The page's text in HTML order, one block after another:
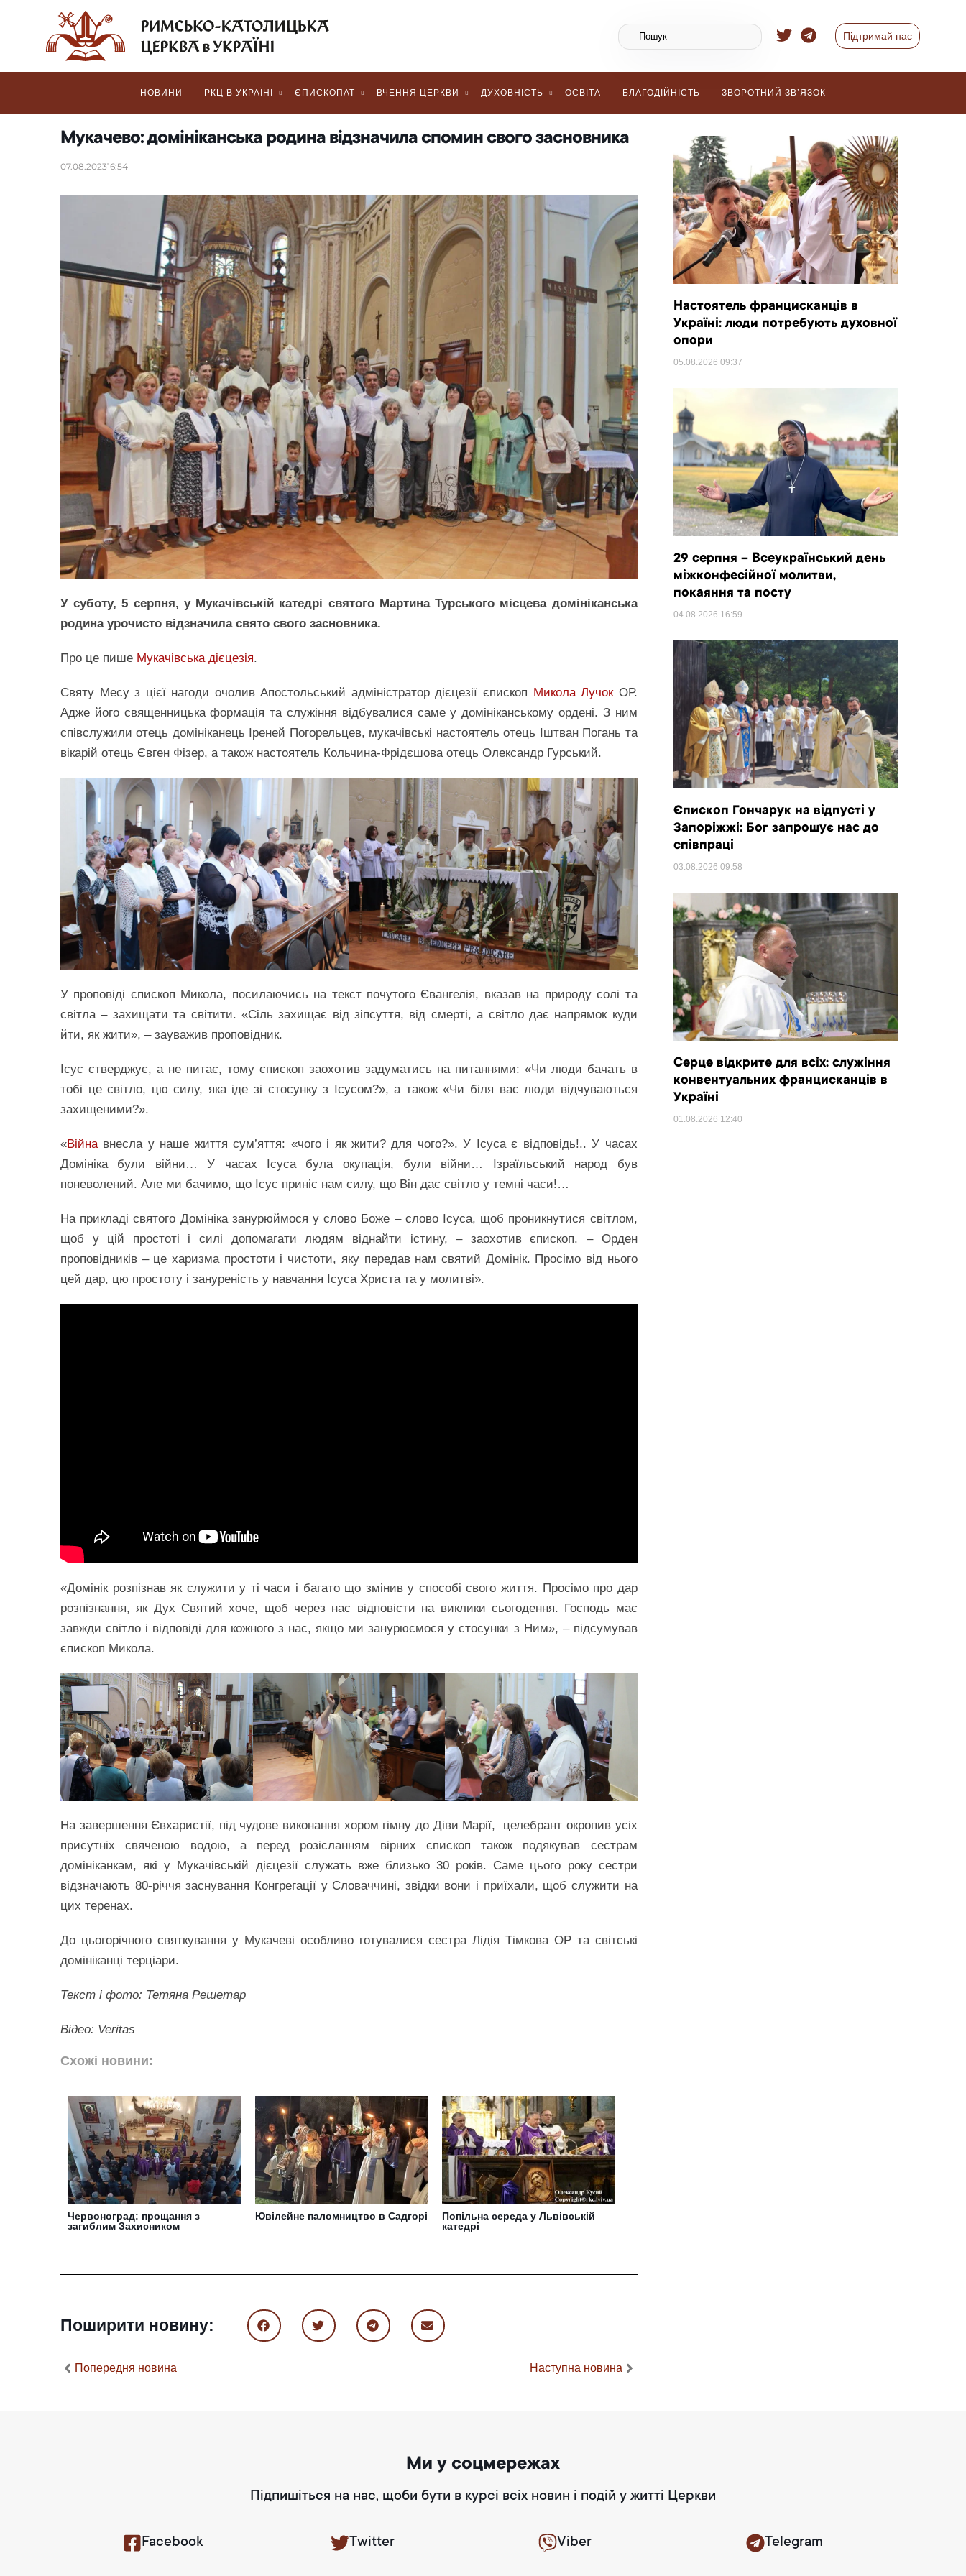
Підтримай нас
НОВИНИ РКЦ В УКРАЇНІ ЄПИСКОПАТ ВЧЕННЯ ЦЕРКВИ ДУХОВНІСТЬ ОСВІТА БЛАГОДІЙНІСТЬ ЗВОРОТНИЙ ЗВ’ЯЗОК
Мукачево: домініканська родина відзначила спомин свого засновника
07.08.202316:54
У суботу, 5 серпня, у Мукачівській катедрі святого Мартина Турського місцева домініканська
родина урочисто відзначила свято свого засновника.
Про це пише Мукачівська дієцезія.
Святу Месу з цієї нагоди очолив Апостольський адміністратор дієцезії єпископ Микола ЛучокОР.
Адже його священницька формація та служіння відбувалися саме у домініканському ордені. З ним
співслужили отець домініканець Іреней Погорельцев, мукачівські настоятель отець Іштван Погань та
вікарій отець Євген Фізер, а також настоятель Кольчина-Фрідєшова отець Олександр Гурський.
У проповіді єпископ Микола, посилаючись на текст почутого Євангелія, вказав на природу солі та
світла – захищати та світити. «Сіль захищає від зіпсуття, від смерті, а світло дає напрямок куди
йти, як жити», – зауважив проповідник.
Ісус стверджує, а не питає, тому єпископ заохотив задуматись на питаннями: «Чи люди бачать в
тобі це світло, цю силу, яка іде зі стосунку з Ісусом?», а також «Чи біля вас люди відчуваються
захищеними?».
«Війнавнесла у наше життя сум’яття: «чого і як жити? для чого?». У Ісуса є відповідь!.. У часах
Домініка були війни… У часах Ісуса була окупація, були війни… Ізраїльський народ був
поневолений. Але ми бачимо, що Ісус приніс нам силу, що Він дає світло у темні часи!…
На прикладі святого Домініка занурюймося у слово Боже – слово Ісуса, щоб проникнутися світлом,
щоб у цій простоті і силі допомагати людям віднайти істину, – заохотив єпископ. – Орден
проповідників – це харизма простоти і чистоти, яку передав нам святий Домінік. Просімо від нього
цей дар, цю простоту і зануреність у навчання Ісуса Христа та у молитві».
«Домінік розпізнав як служити у ті часи і багато що змінив у способі свого життя. Просімо про дар
розпізнання, як Дух Святий хоче, щоб через нас відповісти на виклики сьогодення. Господь має
завжди світло і відповіді для кожного з нас, якщо ми занурюємося у стосунки з Ним», – підсумував
єпископ Микола.
На завершення Євхаристії, під чудове виконання хором гімну до Діви Марії, целебрант окропив усіх
присутніх свяченою водою, а перед розісланням вірних єпископ також подякував сестрам
домініканкам, які у Мукачівській дієцезії служать вже близько 30 років. Саме цього року сестри
відзначають 80-річчя заснування Конгрегації у Словаччині, звідки вони і приїхали, щоб служити на
цих теренах.
До цьогорічного святкування у Мукачеві особливо готувалися сестра Лідія Тімкова ОР та світські
домініканці терціари.
Текст і фото: Тетяна Решетар
Відео: Veritas
Схожі новини:
Червоноград: прощання з
загиблим Захисником
Ювілейне паломництво в Садгорі
Попільна середа у Львівській
катедрі
Поширити новину:
Попередня новина Наступна новина
Настоятель францисканців в
Україні: люди потребують духовної
опори
05.08.2026 09:37
29 серпня – Всеукраїнський день
міжконфесійної молитви,
покаяння та посту
04.08.2026 16:59
Єпископ Гончарук на відпусті у
Запоріжжі: Бог запрошує нас до
співпраці
03.08.2026 09:58
Серце відкрите для всіх: служіння
конвентуальних францисканців в
Україні
01.08.2026 12:40
Ми у соцмережах
Підпишіться на нас, щоби бути в курсі всіх новин і подій у житті Церкви
Facebook Twitter Viber Telegram